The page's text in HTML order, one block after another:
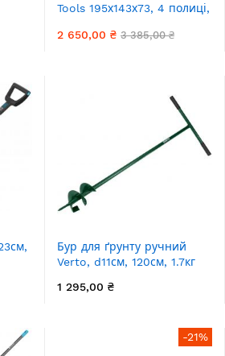
Tools 195х143х73, 4 полиці,
2 650,00 ₴ 3 385,00 ₴
Бур для ґрунту ручний
Verto, d11см, 120см, 1.7кг
1 295,00 ₴
-21%